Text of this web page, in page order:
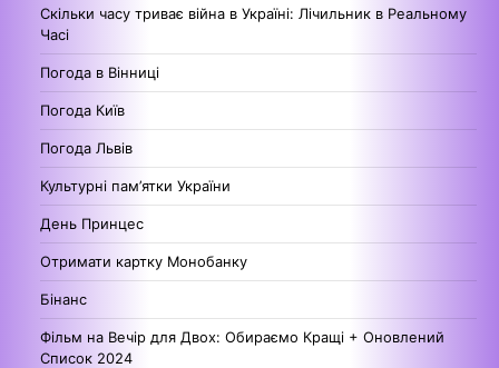
Скільки часу триває війна в Україні: Лічильник в Реальному
Часі
Погода в Вінниці
Погода Київ
Погода Львів
Культурні пам’ятки України
День Принцес
Отримати картку Монобанку
Бінанс
Фільм на Вечір для Двох: Обираємо Кращі + Оновлений
Список 2024